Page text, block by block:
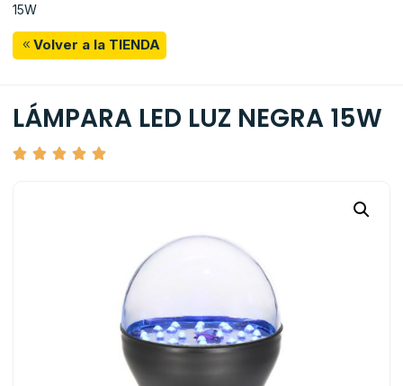
15W
Volver a la TIENDA
LÁMPARA LED LUZ NEGRA 15W